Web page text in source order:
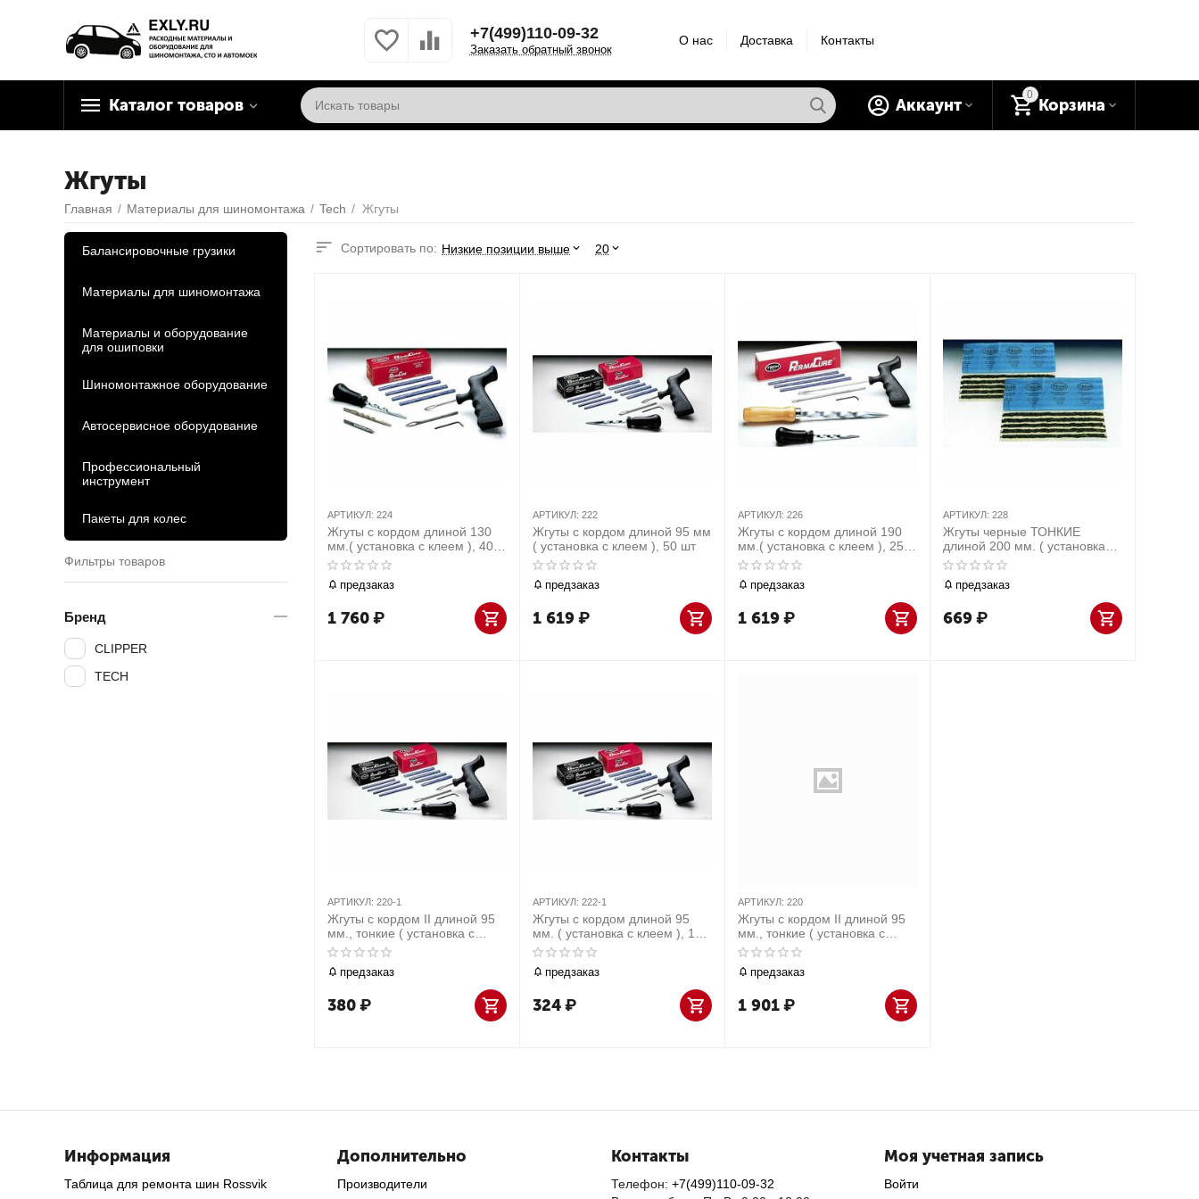
+7(499)110-09-32
Заказать обратный звонок
О нас Доставка Контакты
Каталог товаров
0
Корзина
Аккаунт
Жгуты
Главная / Материалы для шиномонтажа / Tech / Жгуты
Сортировать по: Низкие позиции выше 20
АРТИКУЛ: 224
Жгуты с кордом длиной 130
мм.( установка с клеем ), 40
шт
предзаказ
1 760₽
АРТИКУЛ: 222
Жгуты с кордом длиной 95 мм
( установка с клеем ), 50 шт
предзаказ
1 619₽
АРТИКУЛ: 226
Жгуты с кордом длиной 190
мм.( установка с клеем ), 25
шт
предзаказ
1 619₽
АРТИКУЛ: 228
Жгуты черные ТОНКИЕ
длиной 200 мм. ( установка
без клея ), 30 шт
предзаказ
669₽
АРТИКУЛ: 220-1
Жгуты с кордом II длиной 95
мм., тонкие ( установка с
клеем ), 10 шт
предзаказ
380₽
АРТИКУЛ: 222-1
Жгуты с кордом длиной 95
мм. ( установка с клеем ), 10
шт
предзаказ
324₽
АРТИКУЛ: 220
Жгуты с кордом II длиной 95
мм., тонкие ( установка с
клеем ), 50 шт
предзаказ
1 901₽
Балансировочные грузики
Материалы для шиномонтажа
Материалы и оборудование
для ошиповки
Шиномонтажное оборудование
Автосервисное оборудование
Профессиональный
инструмент
Пакеты для колес
Фильтры товаров
Бренд
CLIPPER
TECH
Информация
Таблица для ремонта шин Rossvik
Дополнительно
Производители
Контакты
Телефон: +7(499)110-09-32
Моя учетная запись
Войти